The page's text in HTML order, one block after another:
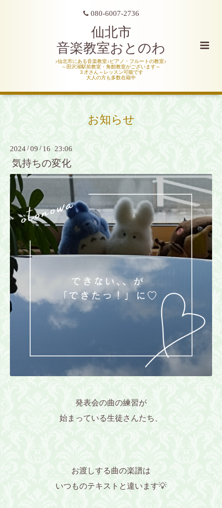
080-6007-2736
仙北市
音楽教室おとのわ
♪仙北市にある音楽教室♪ピアノ・フルートの教室♪
～田沢湖駅前教室・角館教室がございます～
３才さん～レッスン可能です
大人の方も多数在籍中
お知らせ
2024 /09 / 16 23:06
気持ちの変化
発表会の曲の練習が
始まっている生徒さんたち、
お渡しする曲の楽譜は
いつものテキストと違います💡